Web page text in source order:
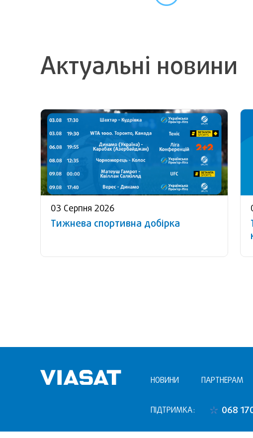
Актуальні новини
03 Серпня 2026
Тижнева спортивна добірка
НОВИНИ ПАРТНЕРАМ
ПІДТРИМКА: 068